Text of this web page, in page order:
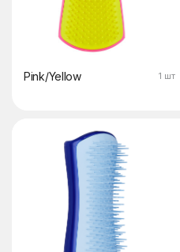
Pink/Yellow 1 шт